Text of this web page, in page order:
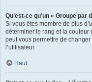
Qu’est-ce qu’un « Groupe par
Si vous êtes membre de plus
déterminer le rang et la couleur
peut vous permettre de
l’utilisateur.
Haut